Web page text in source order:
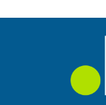
ANÁLISE